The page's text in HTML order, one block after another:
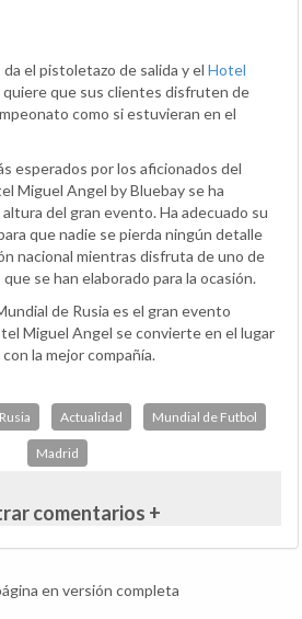
da el pistoletazo de salida y el Hotel
quiere que sus clientes disfruten de
como si estuvieran en el
esperados por los aficionados del
Miguel Angel by Bluebay se ha
del gran evento. Ha adecuado su
que nadie se pierda ningún detalle
nacional mientras disfruta de uno de
se han elaborado para la ocasión.
de Rusia es el gran evento
Miguel Angel se convierte en el lugar
la mejor compañía.
Rusia Actualidad Mundial de Futbol
Madrid
comentarios +
en versión completa